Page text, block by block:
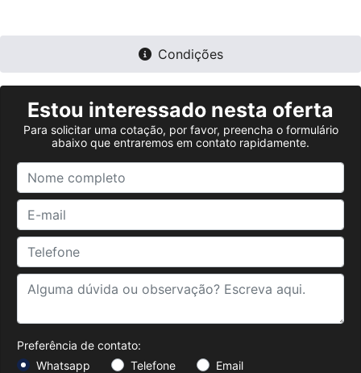
Condições
Estou interessado nesta oferta
Para solicitar uma cotação, por favor, preencha o formulário
abaixo que entraremos em contato rapidamente.
Preferência de contato:
Whatsapp
Telefone Email